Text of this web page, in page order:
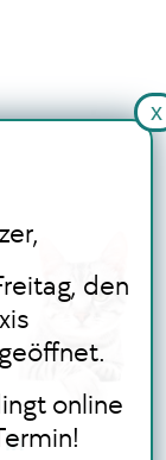
den
online
x